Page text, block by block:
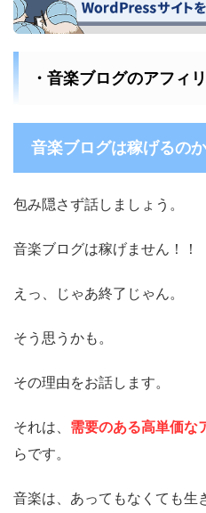
・音楽ブログのアフィ
音楽ブログは稼げるの
包み隠さず話しましょう。
音楽ブログは稼げません！！
えっ、じゃあ終了じゃん。
そう思うかも。
その理由をお話します。
それは、 需要のある高単価な
らです。
音楽は、あってもなくても生